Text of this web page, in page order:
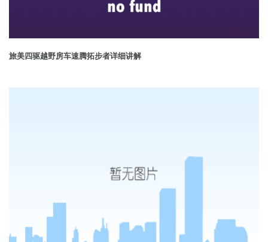
旅美四驱越野房车速腾拓步者详细讲解